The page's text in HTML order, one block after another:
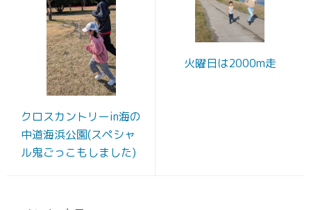
クロスカントリーin海の
中道海浜公園(スペシャ
ル鬼ごっこもしました)
火曜日は2000m走